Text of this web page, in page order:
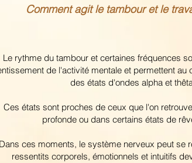
Comment agit le tambour et le
Le rythme du tambour et certaines fréquences
de l'activité mentale et permettent
des états d'ondes alpha et
Ces états sont proches de ceux que l'on
profonde ou dans certains états de
Dans ces moments, le système nerveux peut se
ressentits corporels, émotionnels et intuitifs